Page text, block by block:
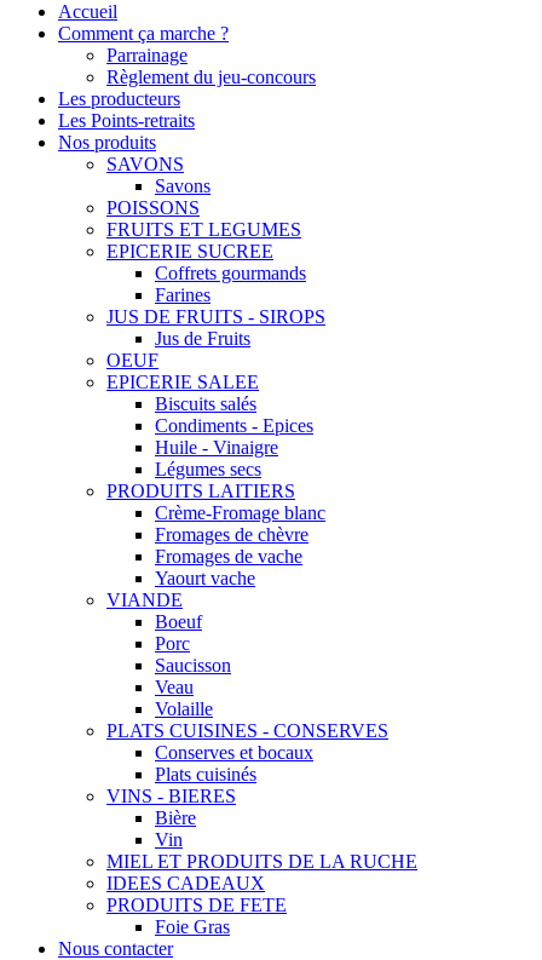
Accueil
Comment ça marche ?
Parrainage
Règlement du jeu-concours
Les producteurs
Les Points-retraits
Nos produits
SAVONS
Savons
POISSONS
FRUITS ET LEGUMES
EPICERIE SUCREE
Coffrets gourmands
Farines
JUS DE FRUITS - SIROPS
Jus de Fruits
OEUF
EPICERIE SALEE
Biscuits salés
Condiments - Epices
Huile - Vinaigre
Légumes secs
PRODUITS LAITIERS
Crème-Fromage blanc
Fromages de chèvre
Fromages de vache
Yaourt vache
VIANDE
Boeuf
Porc
Saucisson
Veau
Volaille
PLATS CUISINES - CONSERVES
Conserves et bocaux
Plats cuisinés
VINS - BIERES
Bière
Vin
MIEL ET PRODUITS DE LA RUCHE
IDEES CADEAUX
PRODUITS DE FETE
Foie Gras
Nous contacter